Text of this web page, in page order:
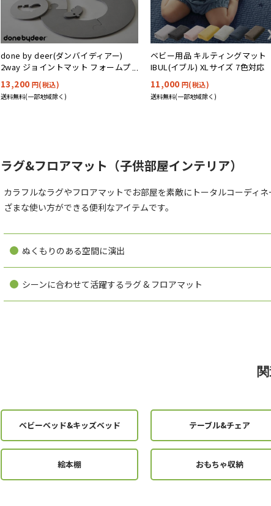
done by deer(ダンバイディアー)
2way ジョイントマット フォームプ
レイマット
13,200 円(税込)
送料無料(一部地域除く)
ベビー用品 キルティングマット
IBUL(イブル) XLサイズ 7色対応
11,000 円(税込)
送料無料(一部地域除く)
ラグ&フロアマット（子供部屋インテリア）
カラフルなラグやフロアマットでお部屋を素敵にトータルコーディ
ざまな使い方ができる便利なアイテムです。
ぬくもりのある空間に演出
シーンに合わせて活躍するラグ & フロアマット
ベビーベッド&キッズベッド テーブル&チェア
絵本棚 おもちゃ収納